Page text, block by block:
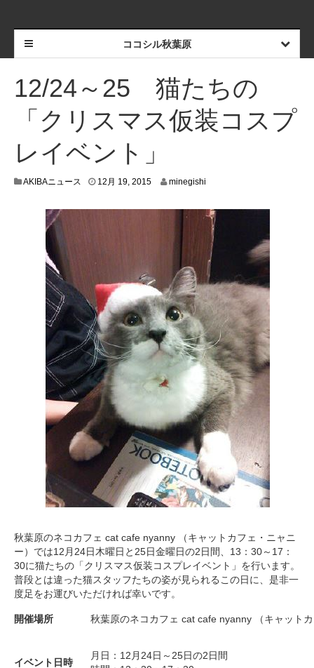
ココシル秋葉原
12/24～25 猫たちの
「クリスマス仮装コスプ
レイベント」
AKIBAニュース 12月 19, 20151
1
5
minegishi
秋葉原のネコカフェ cat cafe nyanny （キャットカフェ・ニャニ
ー）では12月24日木曜日と25日金曜日の2日間、13：30～17：
30に猫たちの「クリスマス仮装コスプレイベント」を行います。
普段とは違った猫スタッフたちの姿が見られるこの日に、是非一
度足をお運びいただければ幸いです。
開催場所 秋葉原のネコカフェ cat cafe nyanny （キャット
イベント日時
月日：12月24日～25日の2日間